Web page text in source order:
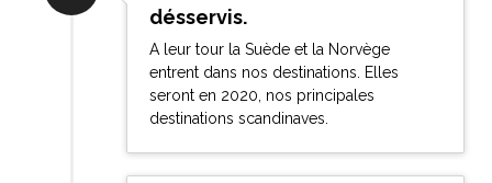
désservis.
A leur tour la Suède et la Norvège
entrent dans nos destinations. Elles
seront en 2020, nos principales
destinations scandinaves.